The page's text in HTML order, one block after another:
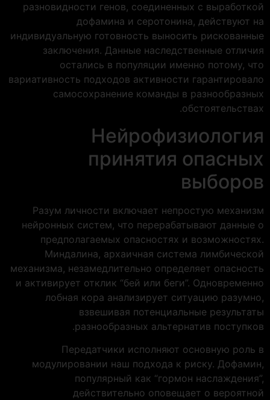
разновидности генов, соединенных с выработкой
дофамина и серотонина, действуют на
индивидуальную готовность выносить рискованные
заключения. Данные наследственные отличия
остались в популяции именно потому, что
вариативность подходов активности гарантировало
самосохранение команды в разнообразных
обстоятельствах.
Нейрофизиология
принятия опасных
выборов
Разум личности включает непростую механизм
нейронных систем, что перерабатывают данные о
предполагаемых опасностях и возможностях.
Миндалина, архаичная система лимбической
механизма, незамедлительно определяет опасность
и активирует отклик “бей или беги”. Одновременно
лобная кора анализирует ситуацию разумно,
взвешивая потенциальные результаты
разнообразных альтернатив поступков.
Передатчики исполняют основную роль в
модулировании наш подхода к риску. Дофамин,
популярный как “гормон наслаждения”,
действительно оповещает о вероятной